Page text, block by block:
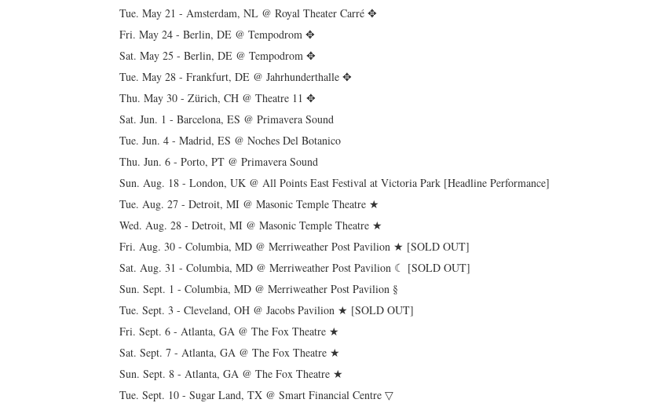
Tue. May 21 - Amsterdam, NL @ Royal Theater Carré ✥
Fri. May 24 - Berlin, DE @ Tempodrom ✥
Sat. May 25 - Berlin, DE @ Tempodrom ✥
Tue. May 28 - Frankfurt, DE @ Jahrhunderthalle ✥
Thu. May 30 - Zürich, CH @ Theatre 11 ✥
Sat. Jun. 1 - Barcelona, ES @ Primavera Sound
Tue. Jun. 4 - Madrid, ES @ Noches Del Botanico
Thu. Jun. 6 - Porto, PT @ Primavera Sound
Sun. Aug. 18 - London, UK @ All Points East Festival at Victoria Park [Headline Performance]
Tue. Aug. 27 - Detroit, MI @ Masonic Temple Theatre ★
Wed. Aug. 28 - Detroit, MI @ Masonic Temple Theatre ★
Fri. Aug. 30 - Columbia, MD @ Merriweather Post Pavilion ★ [SOLD OUT]
Sat. Aug. 31 - Columbia, MD @ Merriweather Post Pavilion ☾ [SOLD OUT]
Sun. Sept. 1 - Columbia, MD @ Merriweather Post Pavilion §
Tue. Sept. 3 - Cleveland, OH @ Jacobs Pavilion ★ [SOLD OUT]
Fri. Sept. 6 - Atlanta, GA @ The Fox Theatre ★
Sat. Sept. 7 - Atlanta, GA @ The Fox Theatre ★
Sun. Sept. 8 - Atlanta, GA @ The Fox Theatre ★
Tue. Sept. 10 - Sugar Land, TX @ Smart Financial Centre ▽